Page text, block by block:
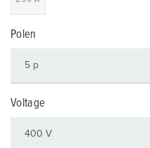
Polen
Voltage